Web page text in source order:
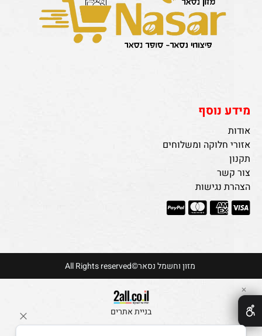
מידע נוסף
אודות
אזורי חלוקה ומשלוחים
תקנון
צור קשר
הצהרת נגישות
מזון וחשמל נסאר©All Rights reserved
בניית אתרים
✕